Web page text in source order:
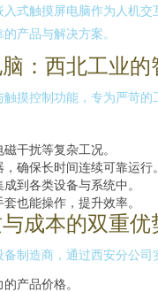
式触摸屏电脑作为人机
产品与解决方案。
：西北工业
摸控制功能，专为严苛
干扰等复杂工况。
确保长时间连续可靠运行。
到各类设备与系统中。
也能操作，提升效率。
成本的双重优
制造商，通过西安分公
产品价格。